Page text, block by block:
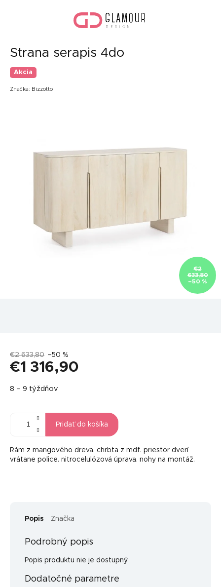
Strana serapis 4do
Akcia
Značka: Bizzotto
€2
633,80
–50 %
€2 633,80 –50 %
€1 316,90
cena:
8 – 9 týždňov
Pridať do košíka
Rám z mangového dreva. chrbta z mdf. priestor dverí
vrátane police. nitrocelulózová úprava. nohy na montáž.
Popis Značka
Podrobný popis
Popis produktu nie je dostupný
Dodatočné parametre